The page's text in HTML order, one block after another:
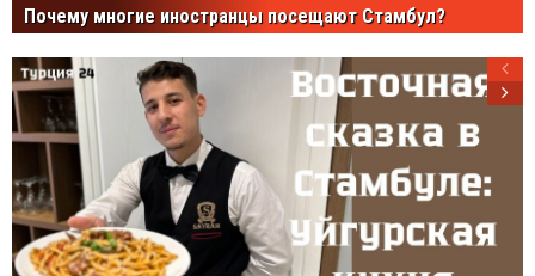
Почему многие иностранцы посещают Стамбул?